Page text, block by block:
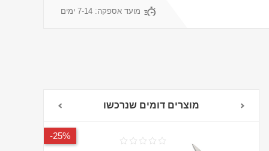
מועד אספקה: 7-14 ימים
מוצרים דומים שנרכשו
25%-
אחריות לכל החיים